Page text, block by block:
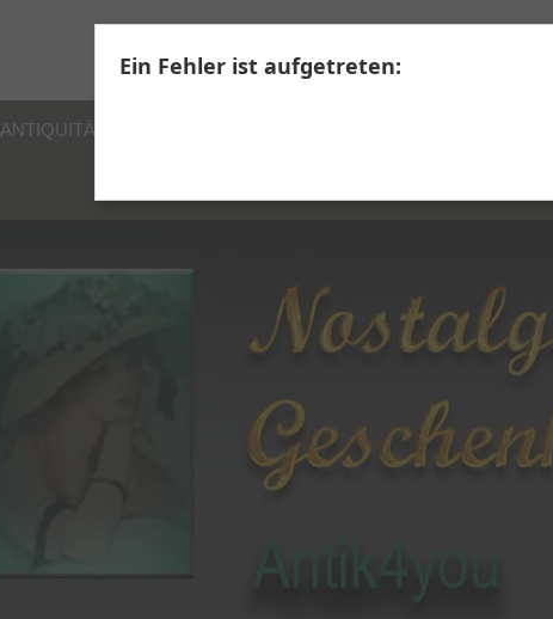
ANTIQUITÄTEN
Ein Fehler ist aufgetreten: